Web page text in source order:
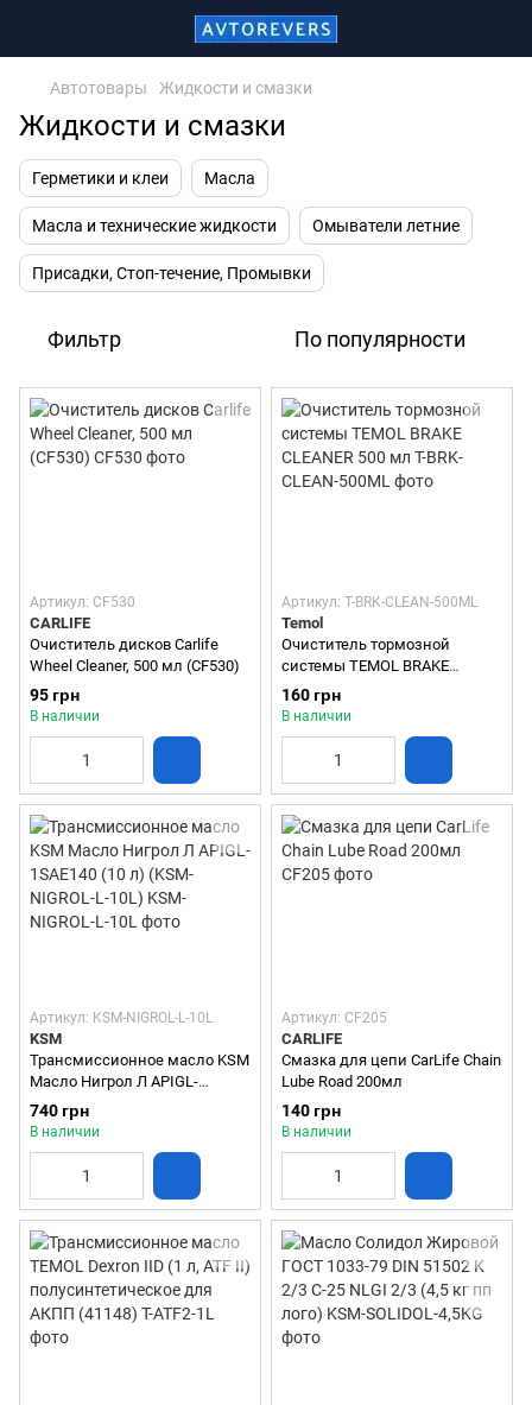
Автотовары Жидкости и смазки
Жидкости и смазки
Герметики и клеи Масла
Масла и технические жидкости Омыватели летние
Присадки, Стоп-течение, Промывки
Фильтр По популярности
Артикул: CF530
CARLIFE
Очиститель дисков Carlife
Wheel Cleaner, 500 мл (CF530)
95 грн
В наличии
Артикул: T-BRK-CLEAN-500ML
Temol
Очиститель тормозной
системы TEMOL BRAKE
CLEANER 500 мл
160 грн
В наличии
Артикул: KSM-NIGROL-L-10L
KSM
Трансмиссионное масло KSM
Масло Нигрол Л APIGL-
1SAE140 (10 л) (KSM-NIGROL-
L-10L)
740 грн
В наличии
Артикул: CF205
CARLIFE
Смазка для цепи CarLife Chain
Lube Road 200мл
140 грн
В наличии